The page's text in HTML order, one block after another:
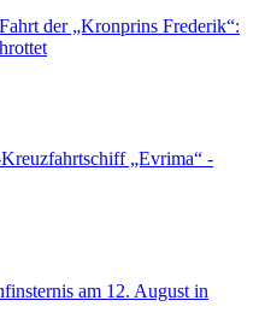
der „Kronprins Frederik“:
„Evrima“ -
am 12. August in